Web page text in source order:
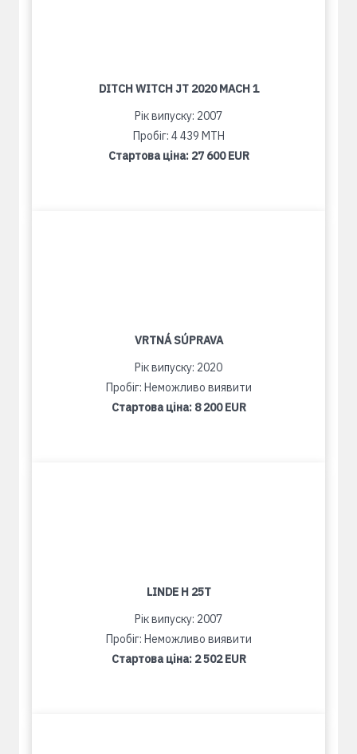
DITCH WITCH JT 2020 MACH 1
Рік випуску: 2007
Пробіг: 4 439 MTH
Стартова ціна: 27 600 EUR
VRTNÁ SÚPRAVA
Рік випуску: 2020
Пробіг: Неможливо виявити
Стартова ціна: 8 200 EUR
LINDE H 25T
Рік випуску: 2007
Пробіг: Неможливо виявити
Стартова ціна: 2 502 EUR